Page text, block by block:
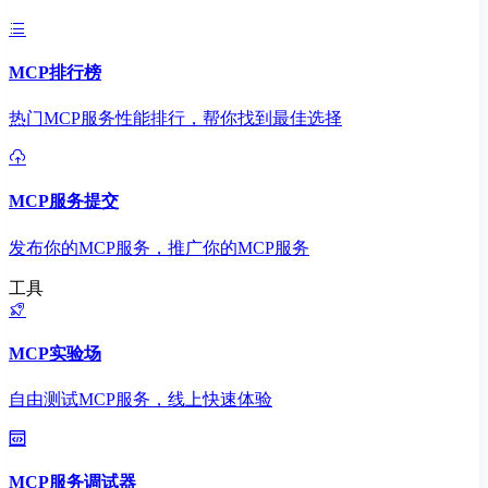
MCP排行榜
热门MCP服务性能排行，帮你找到最佳选择
MCP服务提交
发布你的MCP服务，推广你的MCP服务
工具
MCP实验场
自由测试MCP服务，线上快速体验
MCP服务调试器